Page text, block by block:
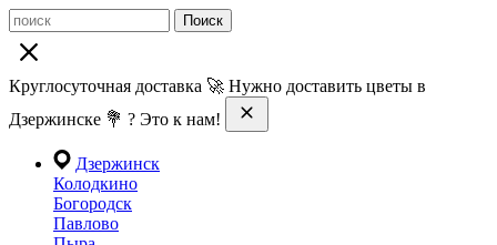
Поиск
Круглосуточная доставка 🚀 Нужно доставить цветы в
Дзержинске 💐 ? Это к нам!
Дзержинск
Колодкино
Богородск
Павлово